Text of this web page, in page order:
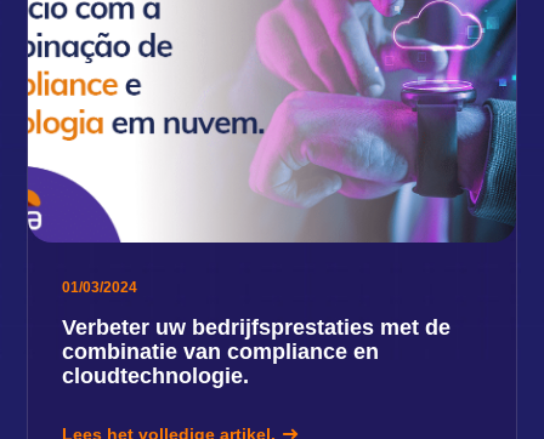
01/03/2024
Verbeter uw bedrijfsprestaties met de
combinatie van compliance en
cloudtechnologie.
Lees het volledige artikel.